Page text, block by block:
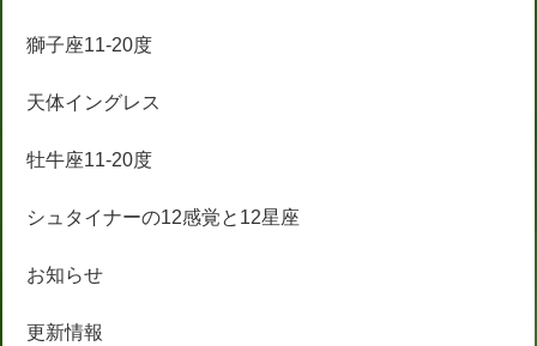
獅子座11-20度
天体イングレス
牡牛座11-20度
シュタイナーの12感覚と12星座
お知らせ
更新情報